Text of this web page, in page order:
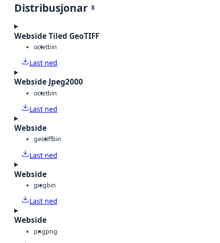
Distribusjonar 8
Webside Tiled GeoTIFF
octetbin
Last ned
Webside Jpeg2000
octetbin
Last ned
Webside
geotiffbin
Last ned
Webside
jpegbin
Last ned
Webside
pngpng